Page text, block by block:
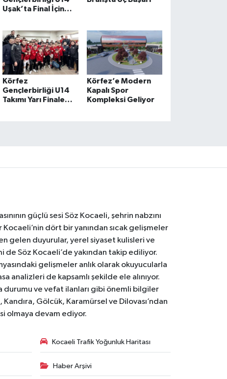
Uşak’ta Final İçin
Körfez
Gençlerbirliği U14
Takımı Yarı Finale
Körfez’e Modern
Kapalı Spor
Kompleksi Geliyor
güçlü sesi Söz Kocaeli, şehrin nabzını
Kocaeli’nin dört bir yanından sıcak gelişmeler
gelen duyurular, yerel siyaset kulisleri ve
de Söz Kocaeli’de yakından takip ediliyor.
gelişmeler anlık olarak okuyucularla
analizleri de kapsamlı şekilde ele alınıyor.
durumu ve vefat ilanları gibi önemli bilgiler
Gölcük, Karamürsel ve Dilovası’ndan
olmaya devam ediyor.
Kocaeli Trafik Yoğunluk Haritası
Haber Arşivi